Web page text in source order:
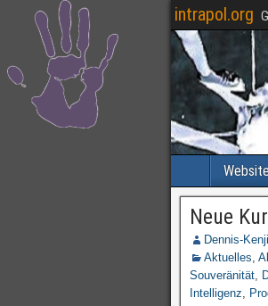
intrapol.org
Neue
Dennis-
Aktuelles,
Souveränität,
Intelligenz,